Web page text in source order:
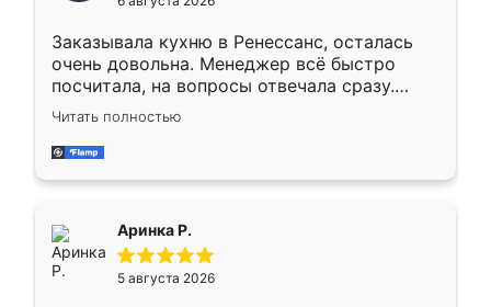
мебели буду заказывать только здесь.
Заказывала кухню в Ренессанс, осталась
очень довольна. Менеджер всё быстро
посчитала, на вопросы отвечала сразу.
Замерщик приехал в субботу, подошёл к
делу со всей ответственностью. Собрали
за день, ребята работали аккуратно, даже
Читать полностью
Аринка Р.
5 августа 2026